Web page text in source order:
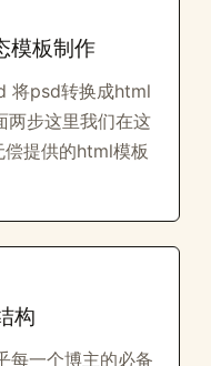
模板制作
将psd转换成html
两步这里我们在这
提供的html模板
构
每一个博主的必备